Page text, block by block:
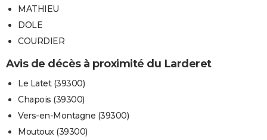
MATHIEU
DOLE
COURDIER
Avis de décès à proximité du Larderet
Le Latet (39300)
Chapois (39300)
Vers-en-Montagne (39300)
Moutoux (39300)